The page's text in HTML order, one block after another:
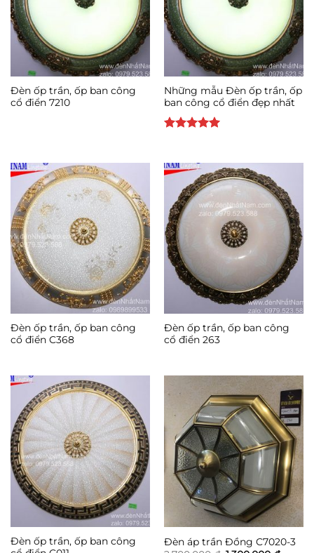
Đèn ốp trần, ốp ban công
cổ điển 7210
Những mẫu Đèn ốp trần, ốp
ban công cổ điển đẹp nhất
sao
Đèn ốp trần, ốp ban công
cổ điển C368
Đèn ốp trần, ốp ban công
cổ điển 263
Đèn ốp trần, ốp ban công
Đèn áp trần Đồng C7020-3